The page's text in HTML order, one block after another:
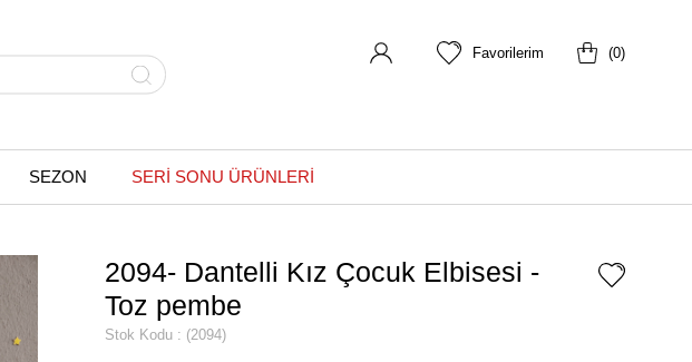
0
Favorilerim
SEZON SERİ SONU ÜRÜNLERİ
2094- Dantelli Kız Çocuk Elbisesi -
Toz pembe
Stok Kodu (2094)